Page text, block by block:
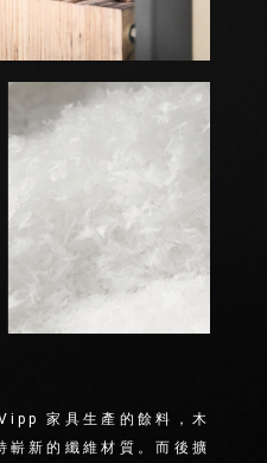
家具生產的餘料，木
嶄新的纖維材質。而後擴